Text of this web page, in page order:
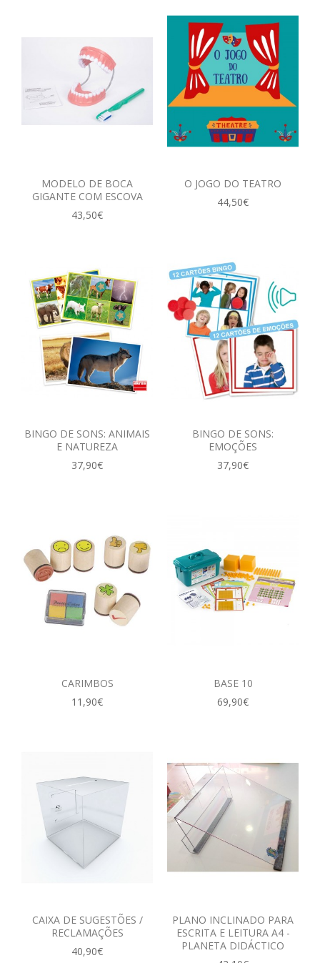
MODELO DE BOCA
GIGANTE COM ESCOVA
43,50€
O JOGO DO TEATRO
44,50€
BINGO DE SONS: ANIMAIS
E NATUREZA
37,90€
BINGO DE SONS:
EMOÇÕES
37,90€
CARIMBOS
11,90€
BASE 10
69,90€
CAIXA DE SUGESTÕES /
RECLAMAÇÕES
40,90€
PLANO INCLINADO PARA
ESCRITA E LEITURA A4 -
PLANETA DIDÁCTICO